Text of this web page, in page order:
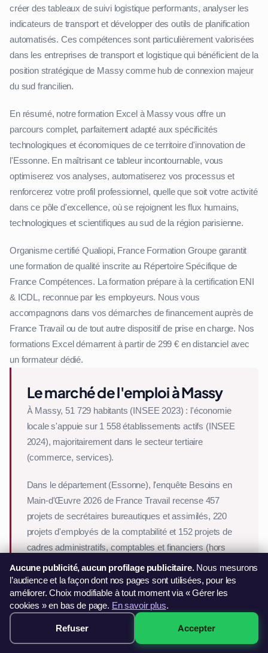
créer des tableaux de suivi logistique performants, analyser les
indicateurs de transport et développer des outils de planification
automatisés. Ces compétences sont particulièrement valorisées
dans les entreprises de transport et logistique qui bénéficient de la
position stratégique de Massy comme hub de connexion majeur
du sud francilien.
En résumé, notre formation Excel à Massy vous offre un
parcours complet, parfaitement adapté aux spécificités
technologiques et économiques de ce territoire d'innovation de
l'Essonne. En maîtrisant ce tableur incontournable, vous
optimiserez vos analyses, automatiserez vos processus et
renforcerez votre profil professionnel, quelle que soit votre activité
dans ce pôle d'excellence, où se rejoignent les flux humains,
technologiques et scientifiques au sud de la région parisienne.
Organisme certifié Qualiopi, France Formation Groupe garantit
une formation de qualité inscrite au Répertoire Spécifique de
France Compétences. La formation prépare à la certification ENI
& ICDL, reconnue par les employeurs. Nous vous
accompagnons dans vos démarches de financement auprès de
France Travail ou de tout autre dispositif de prise en charge. Nos
formations Excel démarrent à partir de 299 € en distanciel avec
un formateur dédié.
Le marché de l'emploi à Massy
À Massy, 51 729 habitants (INSEE 2023) : l'économie
locale s'appuie sur 1 558 établissements actifs (INSEE
2024), majoritairement dans le secteur tertiaire
(commerce, services).
Dans le département (Essonne), l'enquête Besoins en
Main-d'Œuvre 2026 de France Travail recense 457
projets de secrétaires bureautiques et assimilés, 220
projets d'employés de la comptabilité et 152 projets de
cadres administratifs, comptables et financiers (hors
juristes) prévus cette année. Pour les employés de la
comptabilité, 25 % de ces recrutements sont jugés
difficiles : une certification Excel reconnue valorise
nettement votre profil.
Projets de recrutement 2026 — Essonne
Secrétaires bureautiques et assimilés
299€ · Voir les sessions →
Aucune publicité, aucun profilage publicitaire.Nous mesurons
l’audience et la façon dont nos pages sont utilisées, pour les
améliorer. Choix modifiable à tout moment via « Gérer les
cookies » en bas de page. En savoir plus.
Refuser Accepter